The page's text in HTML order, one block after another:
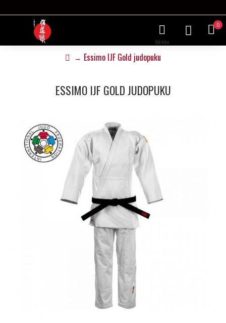
0
Essimo IJF Gold judopuku
ESSIMO IJF GOLD JUDOPUKU